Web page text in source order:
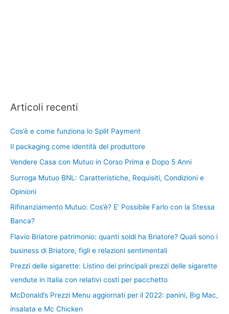
Articoli recenti
Cos’è e come funziona lo Split Payment
Il packaging come identità del produttore
Vendere Casa con Mutuo in Corso Prima e Dopo 5 Anni
Surroga Mutuo BNL: Caratteristiche, Requisiti, Condizioni e
Opinioni
Rifinanziamento Mutuo: Cos’è? E’ Possibile Farlo con la Stessa
Banca?
Flavio Briatore patrimonio: quanti soldi ha Briatore? Quali sono i
business di Briatore, figli e relazioni sentimentali
Prezzi delle sigarette: Listino dei principali prezzi delle sigarette
vendute in Italia con relativi costi per pacchetto
McDonald’s Prezzi Menu aggiornati per il 2022: panini, Big Mac,
insalata e Mc Chicken